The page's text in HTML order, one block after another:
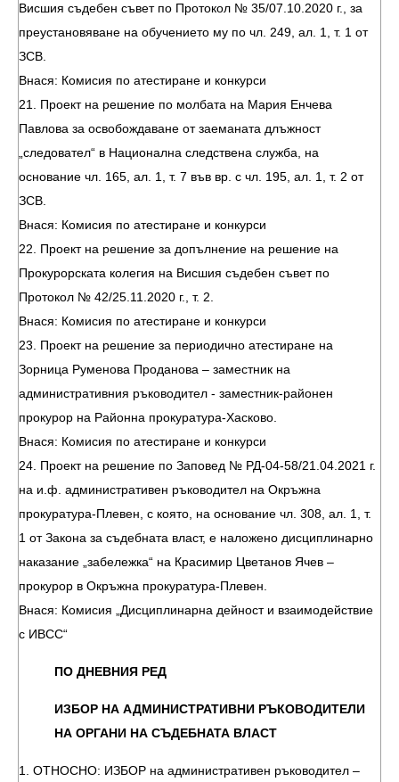
Висшия съдебен съвет по Протокол № 35/07.10.2020 г., за
преустановяване на обучението му по чл. 249, ал. 1, т. 1 от
ЗСВ.
Внася: Комисия по атестиране и конкурси
21. Проект на решение по молбата на Мария Енчева
Павлова за освобождаване от заеманата длъжност
„следовател“ в Национална следствена служба, на
основание чл. 165, ал. 1, т. 7 във вр. с чл. 195, ал. 1, т. 2 от
ЗСВ.
Внася: Комисия по атестиране и конкурси
22. Проект на решение за допълнение на решение на
Прокурорската колегия на Висшия съдебен съвет по
Протокол № 42/25.11.2020 г., т. 2.
Внася: Комисия по атестиране и конкурси
23. Проект на решение за периодично атестиране на
Зорница Руменова Проданова – заместник на
административния ръководител - заместник-районен
прокурор на Районна прокуратура-Хасково.
Внася: Комисия по атестиране и конкурси
24. Проект на решение по Заповед № РД-04-58/21.04.2021 г.
на и.ф. административен ръководител на Окръжна
прокуратура-Плевен, с която, на основание чл. 308, ал. 1, т.
1 от Закона за съдебната власт, е наложено дисциплинарно
наказание „забележка“ на Красимир Цветанов Ячев –
прокурор в Окръжна прокуратура-Плевен.
Внася: Комисия „Дисциплинарна дейност и взаимодействие
с ИВСС“
ПО ДНЕВНИЯ РЕД
ИЗБОР НА АДМИНИСТРАТИВНИ РЪКОВОДИТЕЛИ
НА ОРГАНИ НА СЪДЕБНАТА ВЛАСТ
1. ОТНОСНО: ИЗБОР на административен ръководител –